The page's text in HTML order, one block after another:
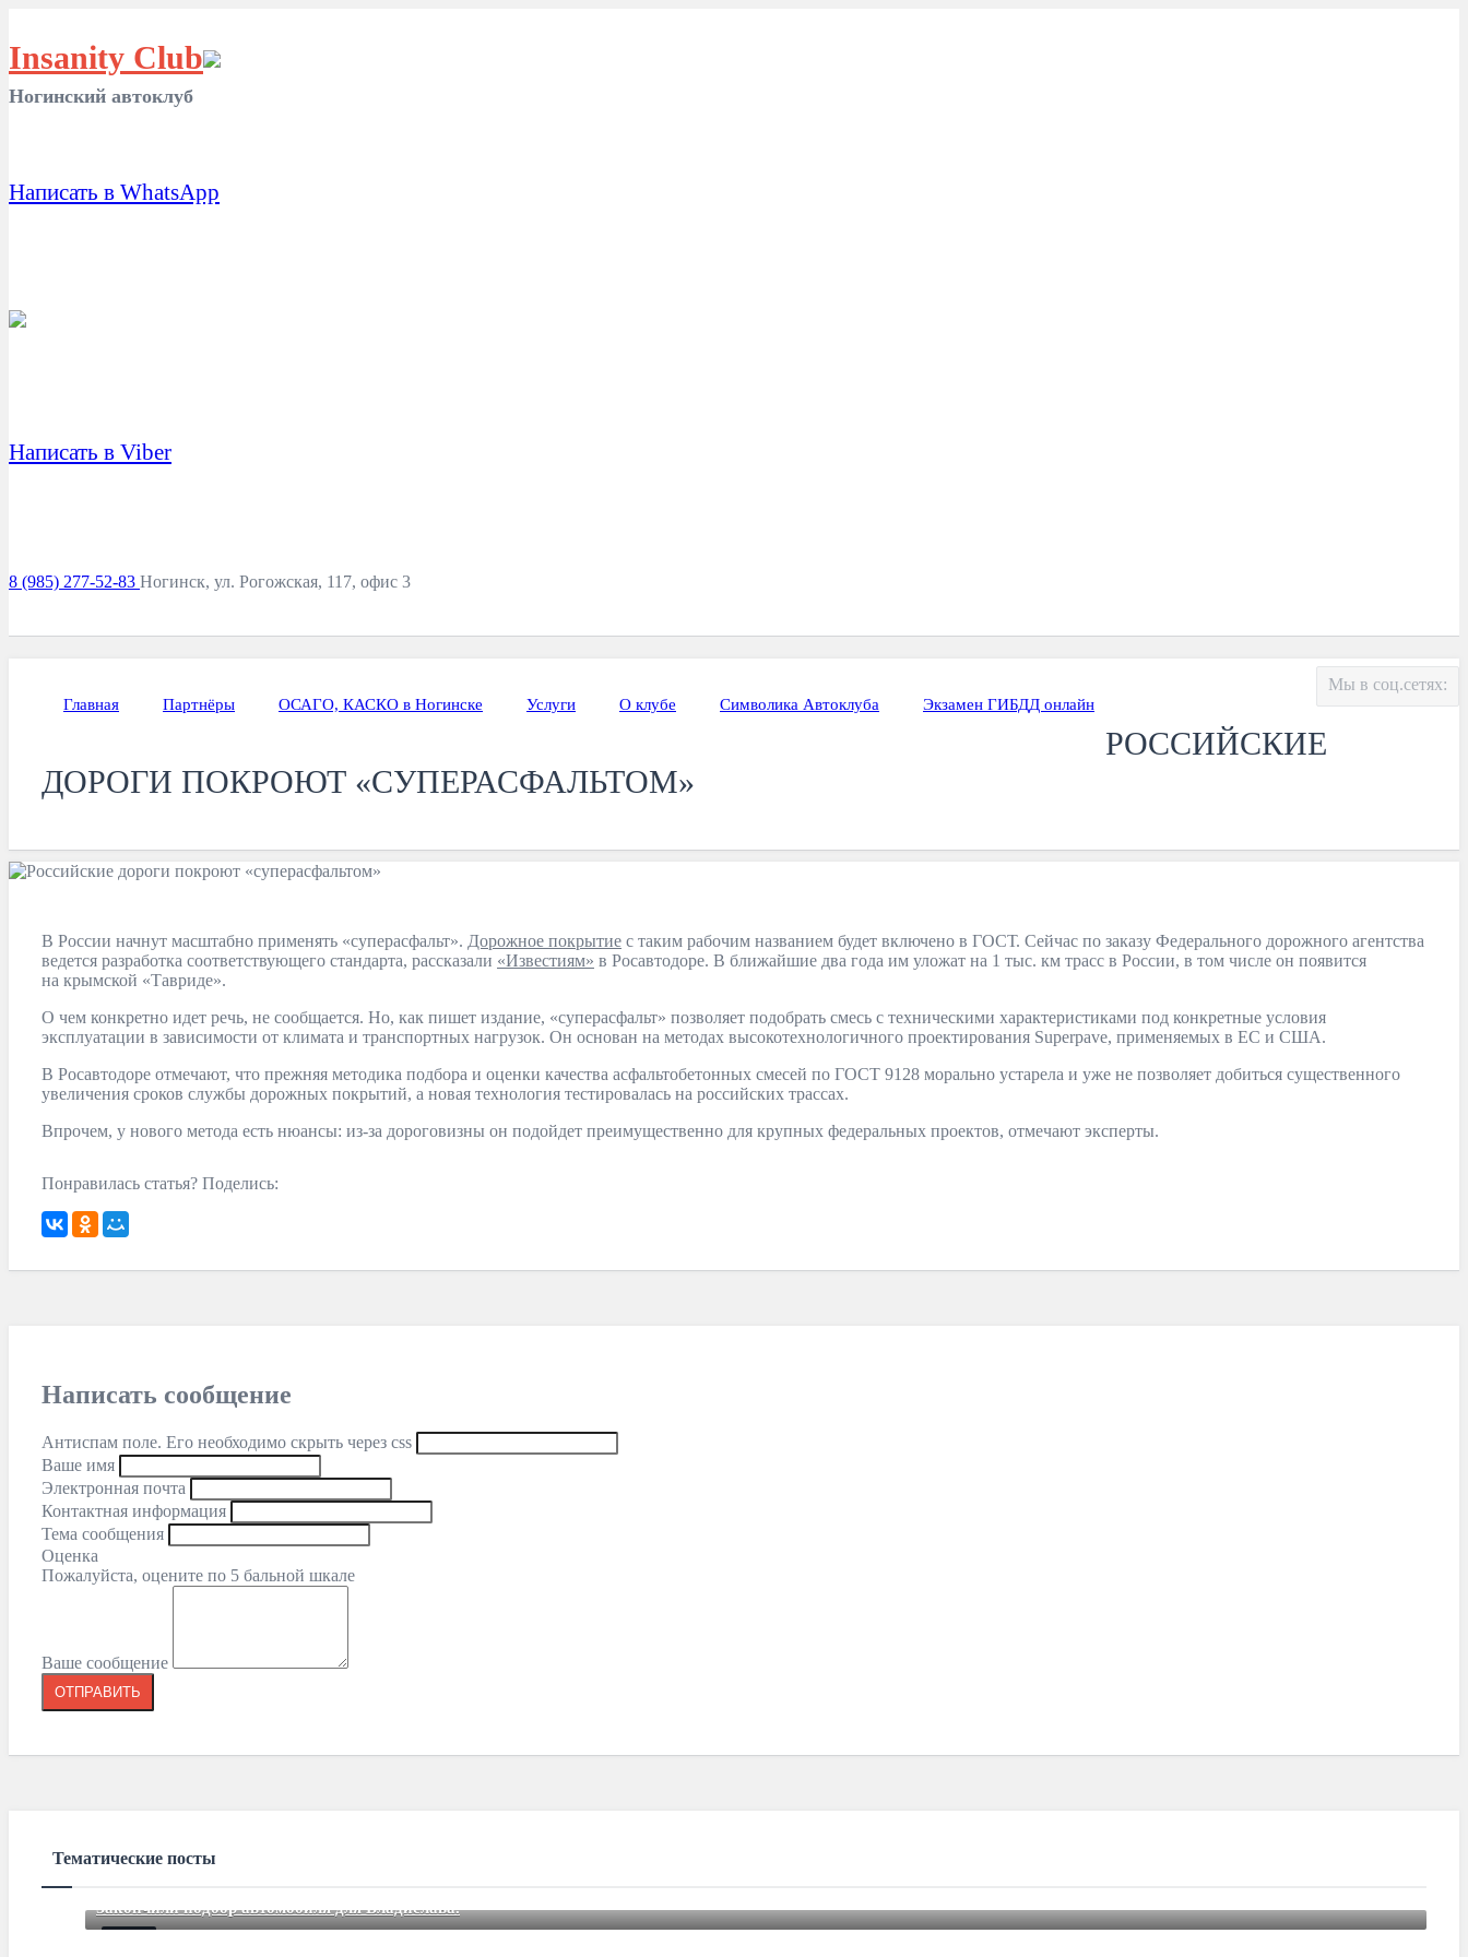
Insanity Club
Ногинский автоклуб
Написать в WhatsApp
Написать в Viber
8 (985) 277-52-83 Ногинск, ул. Рогожская, 117, офис 3
Мы в соц.сетях:
Главная Партнёры ОСАГО, КАСКО в Ногинске Услуги О клубе Символика Автоклуба Экзамен ГИБДД онлайн
РОССИЙСКИЕ
ДОРОГИ ПОКРОЮТ «СУПЕРАСФАЛЬТОМ»
В России начнут масштабно применять «суперасфальт». Дорожное покрытие с таким рабочим названием будет включено в ГОСТ. Сейчас по заказу Федерального дорожного агентства
ведется разработка соответствующего стандарта, рассказали «Известиям» в Росавтодоре. В ближайшие два года им уложат на 1 тыс. км трасс в России, в том числе он появится
на крымской «Тавриде».
О чем конкретно идет речь, не сообщается. Но, как пишет издание, «суперасфальт» позволяет подобрать смесь с техническими характеристиками под конкретные условия
эксплуатации в зависимости от климата и транспортных нагрузок. Он основан на методах высокотехнологичного проектирования Superpave, применяемых в ЕС и США.
В Росавтодоре отмечают, что прежняя методика подбора и оценки качества асфальтобетонных смесей по ГОСТ 9128 морально устарела и уже не позволяет добиться существенного
увеличения сроков службы дорожных покрытий, а новая технология тестировалась на российских трассах.
Впрочем, у нового метода есть нюансы: из-за дороговизны он подойдет преимущественно для крупных федеральных проектов, отмечают эксперты.
Понравилась статья? Поделись:
Написать сообщение
Антиспам поле. Его необходимо скрыть через css
Ваше имя
Электронная почта
Контактная информация
Тема сообщения
Оценка
Пожалуйста, оцените по 5 бальной шкале
Ваше сообщение
Тематические посты
Закончили подбор автомобиля для Владислава.